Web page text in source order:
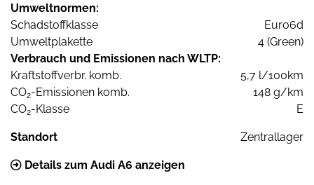
Umweltnormen:
Schadstoffklasse
Euro6d
Umweltplakette
4 (Green)
Verbrauch und Emissionen nach WLTP:
Kraftstoffverbr. komb.
5,7 l/100km
CO2-Emissionen komb.
148 g/km
CO2-Klasse E
Standort Zentrallager
Details zum Audi A6 anzeigen